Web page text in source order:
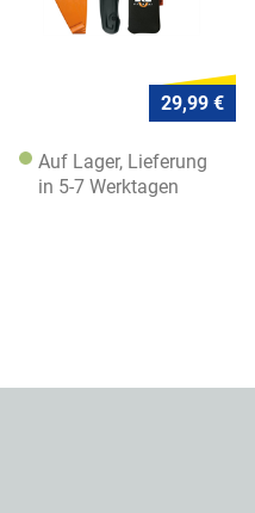
29,99 €
Auf Lager, Lieferung
in 5-7 Werktagen